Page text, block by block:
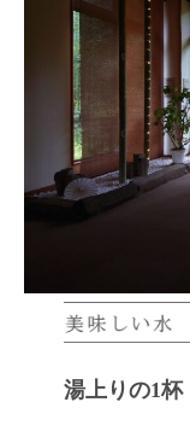
湯上りの1杯